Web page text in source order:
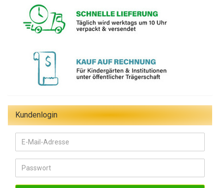
Kundenlogin
E-
Mail-
Adresse
Passwort